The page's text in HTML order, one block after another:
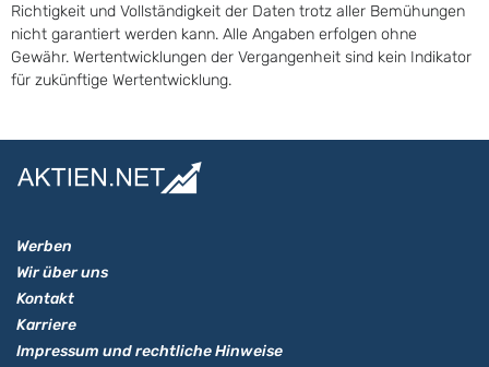
Richtigkeit und Vollständigkeit der Daten trotz aller Bemühungen
nicht garantiert werden kann. Alle Angaben erfolgen ohne
Gewähr. Wertentwicklungen der Vergangenheit sind kein Indikator
für zukünftige Wertentwicklung.
Werben
Wir über uns
Kontakt
Karriere
Impressum und rechtliche Hinweise